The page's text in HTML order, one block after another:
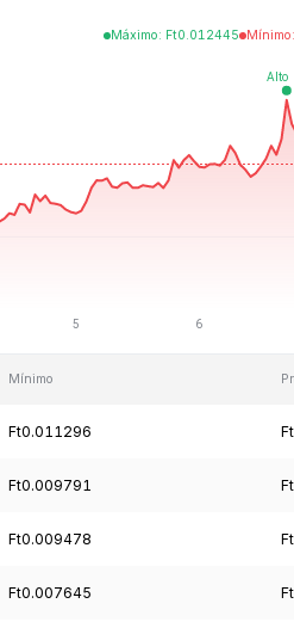
Máximo: Ft0.012445 Mínimo:
Mínimo
Ft0.011296
Ft0.009791
Ft0.009478
Ft0.007645